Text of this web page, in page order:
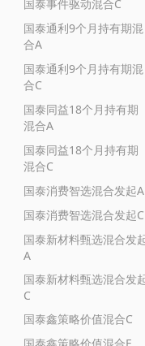
国泰事件驱动混合C
国泰通利9个月持有期混
合A
国泰通利9个月持有期混
合C
国泰同益18个月持有期
混合A
国泰同益18个月持有期
混合C
国泰消费智选混合发起A
国泰消费智选混合发起C
国泰新材料甄选混合发
A
国泰新材料甄选混合发
C
国泰鑫策略价值混合C